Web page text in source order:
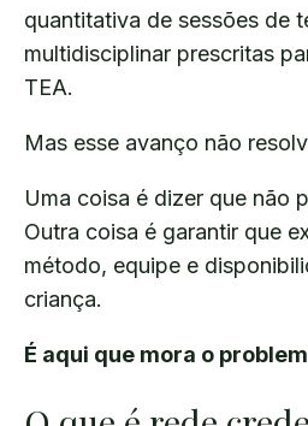
quantitativa de sessões de
multidisciplinar prescritas
TEA.
Mas esse avanço não
Uma coisa é dizer que não
Outra coisa é garantir que
método, equipe e
criança.
É aqui que mora o